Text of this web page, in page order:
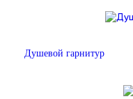
Душевой гарнитур